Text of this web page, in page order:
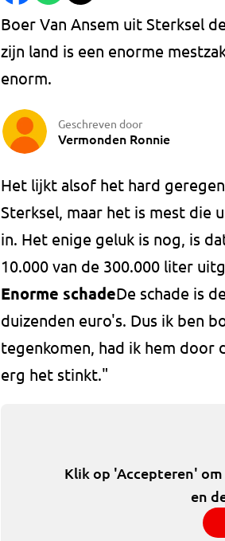
Boer Van Ansem uit Sterksel
zijn land is een enorme
enorm.
Geschreven door
Vermonden Ronnie
Het lijkt alsof het hard
Sterksel, maar het is mest die
in. Het enige geluk is nog, is
10.000 van de 300.000 liter
Enorme schadeDe schade is
duizenden euro's. Dus ik ben
tegenkomen, had ik hem door
erg het stinkt."
Klik op 'Accepteren' om
en